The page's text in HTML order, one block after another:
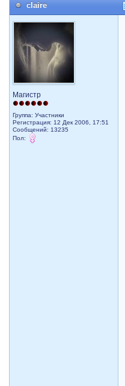
claire
Магистр
Группа: Участники
Регистрация: 12 Дек 2006, 17:51
Сообщений: 13235
Пол: